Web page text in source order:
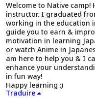
Welcome to Native camp!
instructor. I graduated
working in the education
guide you to earn &
motivation in learning
or watch Anime in
am here to help you & I
enhance your
in fun way!
Happy learning :)
Traduire